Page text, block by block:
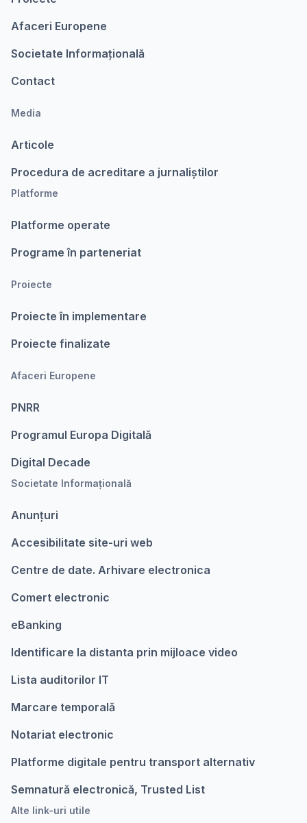
Afaceri Europene
Societate Informațională
Contact
Media
Articole
Procedura de acreditare a jurnaliștilor
Platforme
Platforme operate
Programe în parteneriat
Proiecte
Proiecte în implementare
Proiecte finalizate
Afaceri Europene
PNRR
Programul Europa Digitalǎ
Digital Decade
Societate Informațională
Anunțuri
Accesibilitate site-uri web
Centre de date. Arhivare electronica
Comert electronic
eBanking
Identificare la distanta prin mijloace video
Lista auditorilor IT
Marcare temporalǎ
Notariat electronic
Platforme digitale pentru transport alternativ
Semnatură electronică, Trusted List
Alte link-uri utile